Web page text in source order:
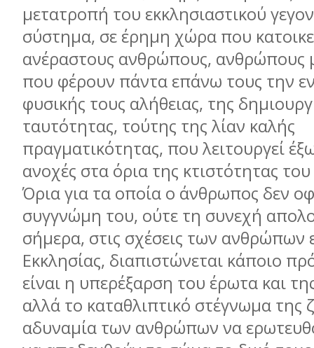
μετατροπή του εκκλησιαστικού
σύστημα, σε έρημη χώρα που
ανέραστους ανθρώπους, ανθρώπους
που φέρουν πάντα επάνω τους την
φυσικής τους αλήθειας, της
ταυτότητας, τούτης της λίαν καλής
πραγματικότητας, που λειτουργεί
ανοχές στα όρια της κτιστότητας
Όρια για τα οποία ο άνθρωπος δεν
συγγνώμη του, ούτε τη συνεχή
σήμερα, στις σχέσεις των ανθρώπων
Εκκλησίας, διαπιστώνεται κάποιο
είναι η υπερέξαρση του έρωτα και
αλλά το καταθλιπτικό στέγνωμα της
αδυναμία των ανθρώπων να